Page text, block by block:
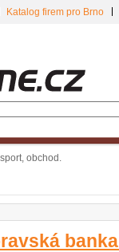
obchod.
Katalog firem pro Brno